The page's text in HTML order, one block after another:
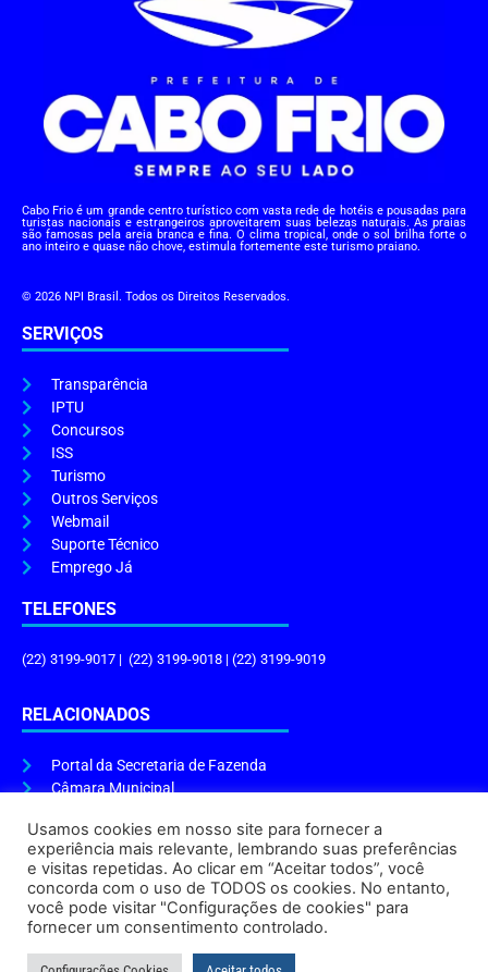
Cabo Frio é um grande centro turístico com vasta rede de hotéis e pousadas para
turistas nacionais e estrangeiros aproveitarem suas belezas naturais. As praias
são famosas pela areia branca e fina. O clima tropical, onde o sol brilha forte o
ano inteiro e quase não chove, estimula fortemente este turismo praiano.
© 2026 NPI Brasil. Todos os Direitos Reservados.
SERVIÇOS
Transparência
IPTU
Concursos
ISS
Turismo
Outros Serviços
Webmail
Suporte Técnico
Emprego Já
TELEFONES
(22) 3199-9017 | (22) 3199-9018 | (22) 3199-9019
RELACIONADOS
Portal da Secretaria de Fazenda
Câmara Municipal
ENDEREÇO E HORÁRIO
Endereço:Praça Tiradentes, s/n – Centro, Cabo Frio – RJ, 28906-290
Atendimento do Protocolo Geral da Prefeitura:9h às 16h
Horário de Funcionamento:
8h às 17h
Usamos cookies em nosso site para fornecer a
experiência mais relevante, lembrando suas preferências
e visitas repetidas. Ao clicar em “Aceitar todos”, você
concorda com o uso de TODOS os cookies. No entanto,
você pode visitar "Configurações de cookies" para
fornecer um consentimento controlado.